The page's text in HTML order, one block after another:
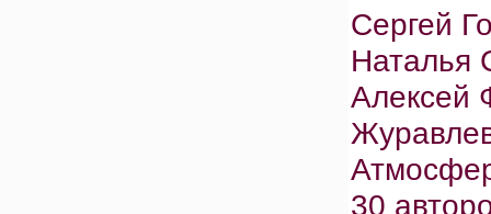
Сергей
Наталья
Алексей
30